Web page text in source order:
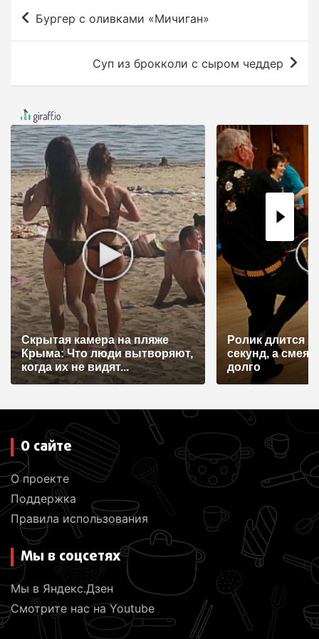
а
ц
и
я
п
о
з
а
п
и
с
я
Бургер с оливками «Мичиган»
Суп из брокколи с сыром чеддер
Скрытая камера на пляже
Крыма: Что люди вытворяют,
когда их не видят...
Ролик длится
секунд, а
долго
О сайте
О проекте
Поддержка
Правила использования
Мы в соцсетях
Мы в Яндекс.Дзен
Смотрите нас на Youtube